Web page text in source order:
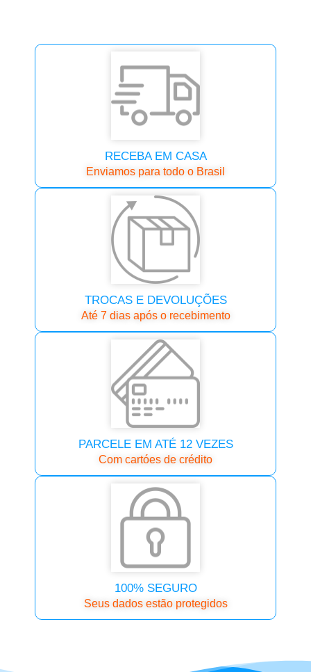
RECEBA EM CASA
Enviamos para todo o Brasil
TROCAS E DEVOLUÇÕES
Até 7 dias após o recebimento
PARCELE EM ATÉ 12 VEZES
Com cartóes de crédito
100% SEGURO
Seus dados estão protegidos